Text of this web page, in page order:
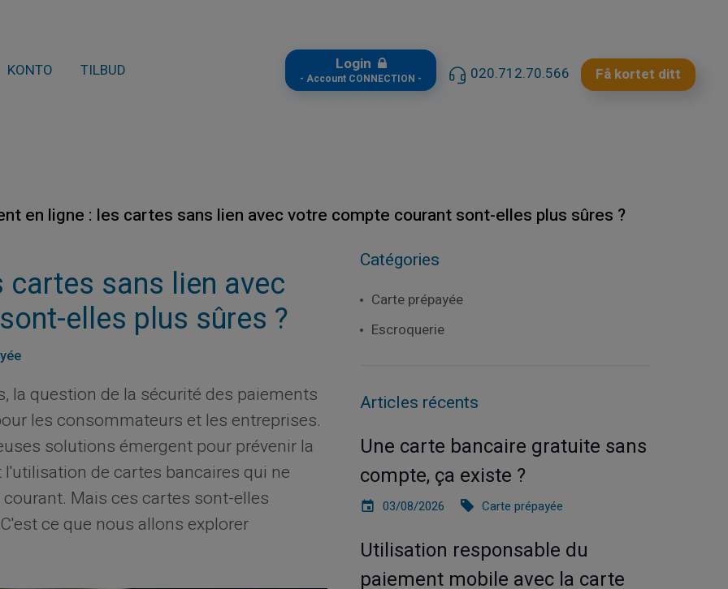
KONTO TILBUD Login
- Account CONNECTION - 020.712.70.566 Få kortet ditt
en ligne : les cartes sans lien avec votre compte courant sont-elles plus sûres ?
cartes sans lien avec
elles plus sûres ?
la question de la sécurité des paiements
les consommateurs et les entreprises.
solutions émergent pour prévenir la
de cartes bancaires qui ne
Mais ces cartes sont-elles
ce que nous allons explorer
Catégories
Carte prépayée
Escroquerie
Articles récents
Une carte bancaire gratuite sans
compte, ça existe ?
03/08/2026 Carte prépayée
Utilisation responsable du
paiement mobile avec la carte